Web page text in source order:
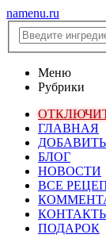
namenu.ru
Меню
Рубрики
ГЛАВНАЯ
БЛОГ
НОВОСТИ
ВСЕ
ПОДАРОК